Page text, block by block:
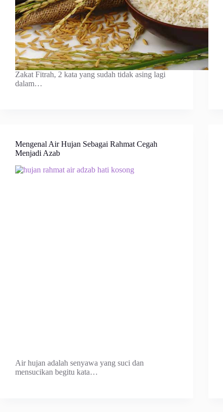
Zakat Fitrah, 2 kata yang sudah tidak asing lagi
dalam…
Mengenal Air Hujan Sebagai Rahmat Cegah
Menjadi Azab
Air hujan adalah senyawa yang suci dan
mensucikan begitu kata…